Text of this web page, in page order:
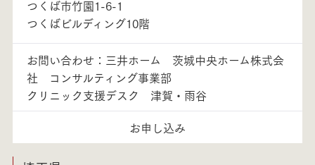
つくば市竹園1-6-1
つくばビルディング10階
お問い合わせ：三井ホーム 茨城中央ホーム株式会
社 コンサルティング事業部
クリニック支援デスク 津賀・雨谷
お申し込み